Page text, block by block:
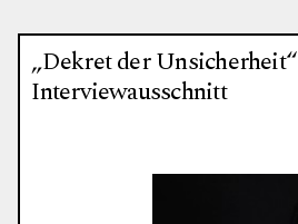
„Dekret der Unsicherheit“
Interviewausschnitt